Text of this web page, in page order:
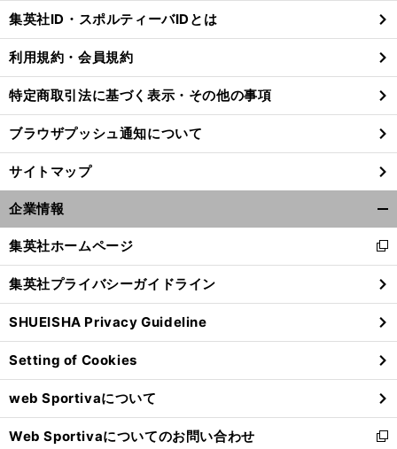
前
る
集英社ID・スポルティーバIDとは
利用規約・会員規約
特定商取引法に基づく表示・その他の事項
ブラウザプッシュ通知について
サイトマップ
企業情報
閉
る
集英社ホームページ
新
し
い
ウ
ィ
ン
ド
ウ
で
開
く
集英社プライバシーガイドライン
SHUEISHA Privacy Guideline
Setting of Cookies
web Sportivaについて
Web Sportivaについてのお問い合わせ
新